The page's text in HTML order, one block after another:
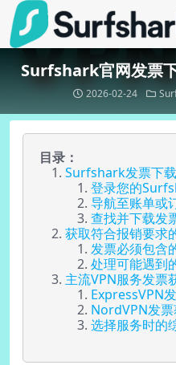
Surfshark官网发票
2026-02-24
目录：
Surfshark发票下
登录您的
导航至账单或
查找并下载发
获取符合报销要求
发票必须包含
处理可能遇到
主流VPN服务发票
ExpressVPN
NordVPN发
选择服务时的